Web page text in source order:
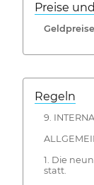
Preise
Regeln
9.
1. Die
statt.